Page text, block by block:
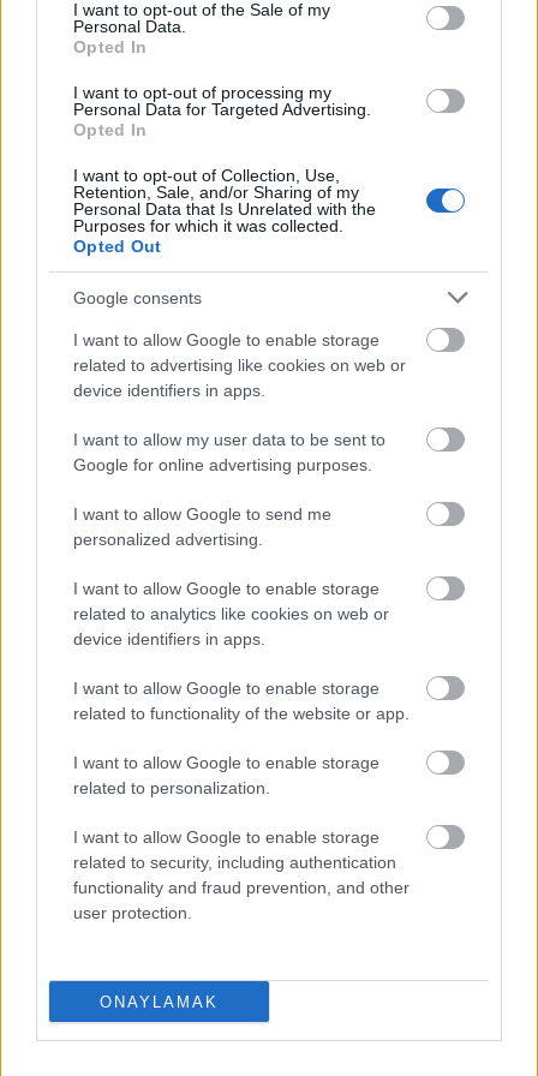
I want to opt-out of the Sale of my
Personal Data.
Opted In
I want to opt-out of processing my
Personal Data for Targeted Advertising.
Opted In
I want to opt-out of Collection, Use,
Retention, Sale, and/or Sharing of my
Personal Data that Is Unrelated with the
Purposes for which it was collected.
Opted Out
Google consents
I want to allow Google to enable storage
related to advertising like cookies on web or
device identifiers in apps.
I want to allow my user data to be sent to
Google for online advertising purposes.
I want to allow Google to send me
personalized advertising.
I want to allow Google to enable storage
related to analytics like cookies on web or
device identifiers in apps.
I want to allow Google to enable storage
related to functionality of the website or app.
I want to allow Google to enable storage
related to personalization.
I want to allow Google to enable storage
related to security, including authentication
functionality and fraud prevention, and other
user protection.
ONAYLAMAK
bir Gedson Fernandes seyredebiliriz.
02/24/2022 YazarNiyazi Mete Gürgan
göreve başladı. Çok acayip bir Gedson Fernandes seyredebiliriz.
Dikkat...
EN DEĞERLI TOP 5
Victor Osimhen
Orkun Kökçü
Paul Onuachu 20.680.000